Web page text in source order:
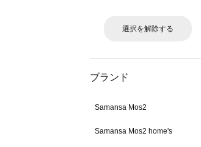
選択を解除する
ブランド
Samansa Mos2
Samansa Mos2 home's